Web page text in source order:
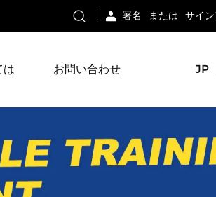
署名 または サイ
は お問い合わせ JP